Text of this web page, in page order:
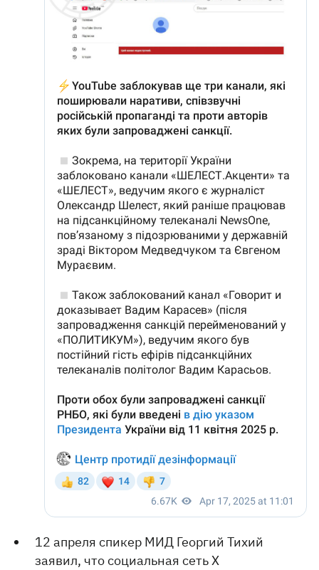
12 апреля спикер МИД Георгий Тихий
заявил, что социальная сеть X